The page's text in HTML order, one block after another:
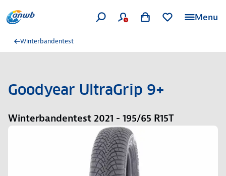
Menu
Winterbandentest
Goodyear UltraGrip 9+
Winterbandentest 2021 - 195/65 R15T